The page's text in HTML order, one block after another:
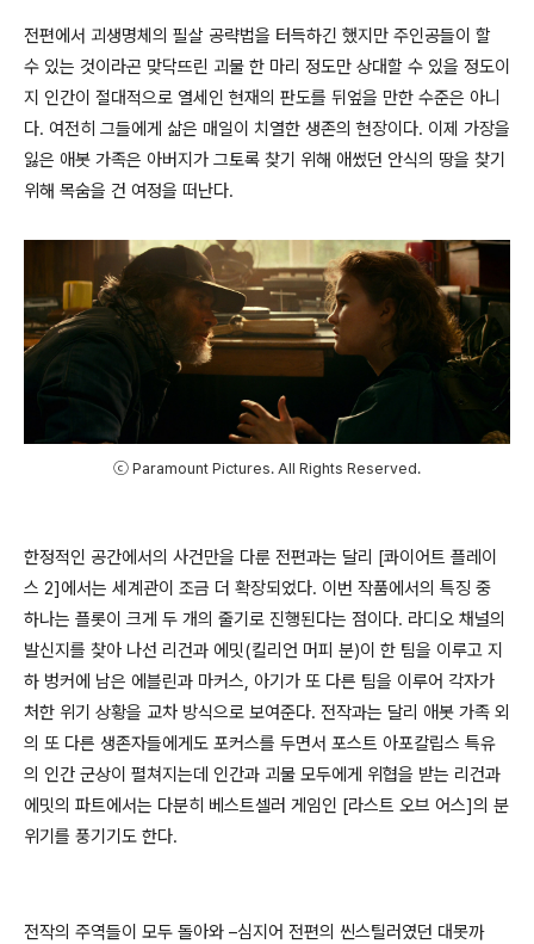
전편에서 괴생명체의 필살 공략법을 터득하긴 했지만 주인공들이 할
수 있는 것이라곤 맞닥뜨린 괴물 한 마리 정도만 상대할 수 있을 정도이
지 인간이 절대적으로 열세인 현재의 판도를 뒤엎을 만한 수준은 아니
다. 여전히 그들에게 삶은 매일이 치열한 생존의 현장이다. 이제 가장을
잃은 애봇 가족은 아버지가 그토록 찾기 위해 애썼던 안식의 땅을 찾기
위해 목숨을 건 여정을 떠난다.
ⓒ Paramount Pictures. All Rights Reserved.
한정적인 공간에서의 사건만을 다룬 전편과는 달리 [콰이어트 플레이
스 2]에서는 세계관이 조금 더 확장되었다. 이번 작품에서의 특징 중
하나는 플롯이 크게 두 개의 줄기로 진행된다는 점이다. 라디오 채널의
발신지를 찾아 나선 리건과 에밋(킬리언 머피 분)이 한 팀을 이루고 지
하 벙커에 남은 에블린과 마커스, 아기가 또 다른 팀을 이루어 각자가
처한 위기 상황을 교차 방식으로 보여준다. 전작과는 달리 애봇 가족 외
의 또 다른 생존자들에게도 포커스를 두면서 포스트 아포칼립스 특유
의 인간 군상이 펼쳐지는데 인간과 괴물 모두에게 위협을 받는 리건과
에밋의 파트에서는 다분히 베스트셀러 게임인 [라스트 오브 어스]의 분
위기를 풍기기도 한다.
전작의 주역들이 모두 돌아와 –심지어 전편의 씬스틸러였던 대못까